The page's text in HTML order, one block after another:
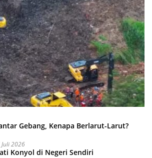
Gebang, Kenapa Berlarut-Larut?
2026
Konyol di Negeri Sendiri